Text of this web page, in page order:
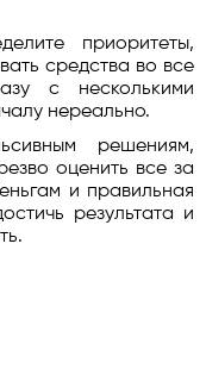
приоритеты,
средства во все
с несколькими
нереально.
решениям,
оценить все за
и правильная
результата и